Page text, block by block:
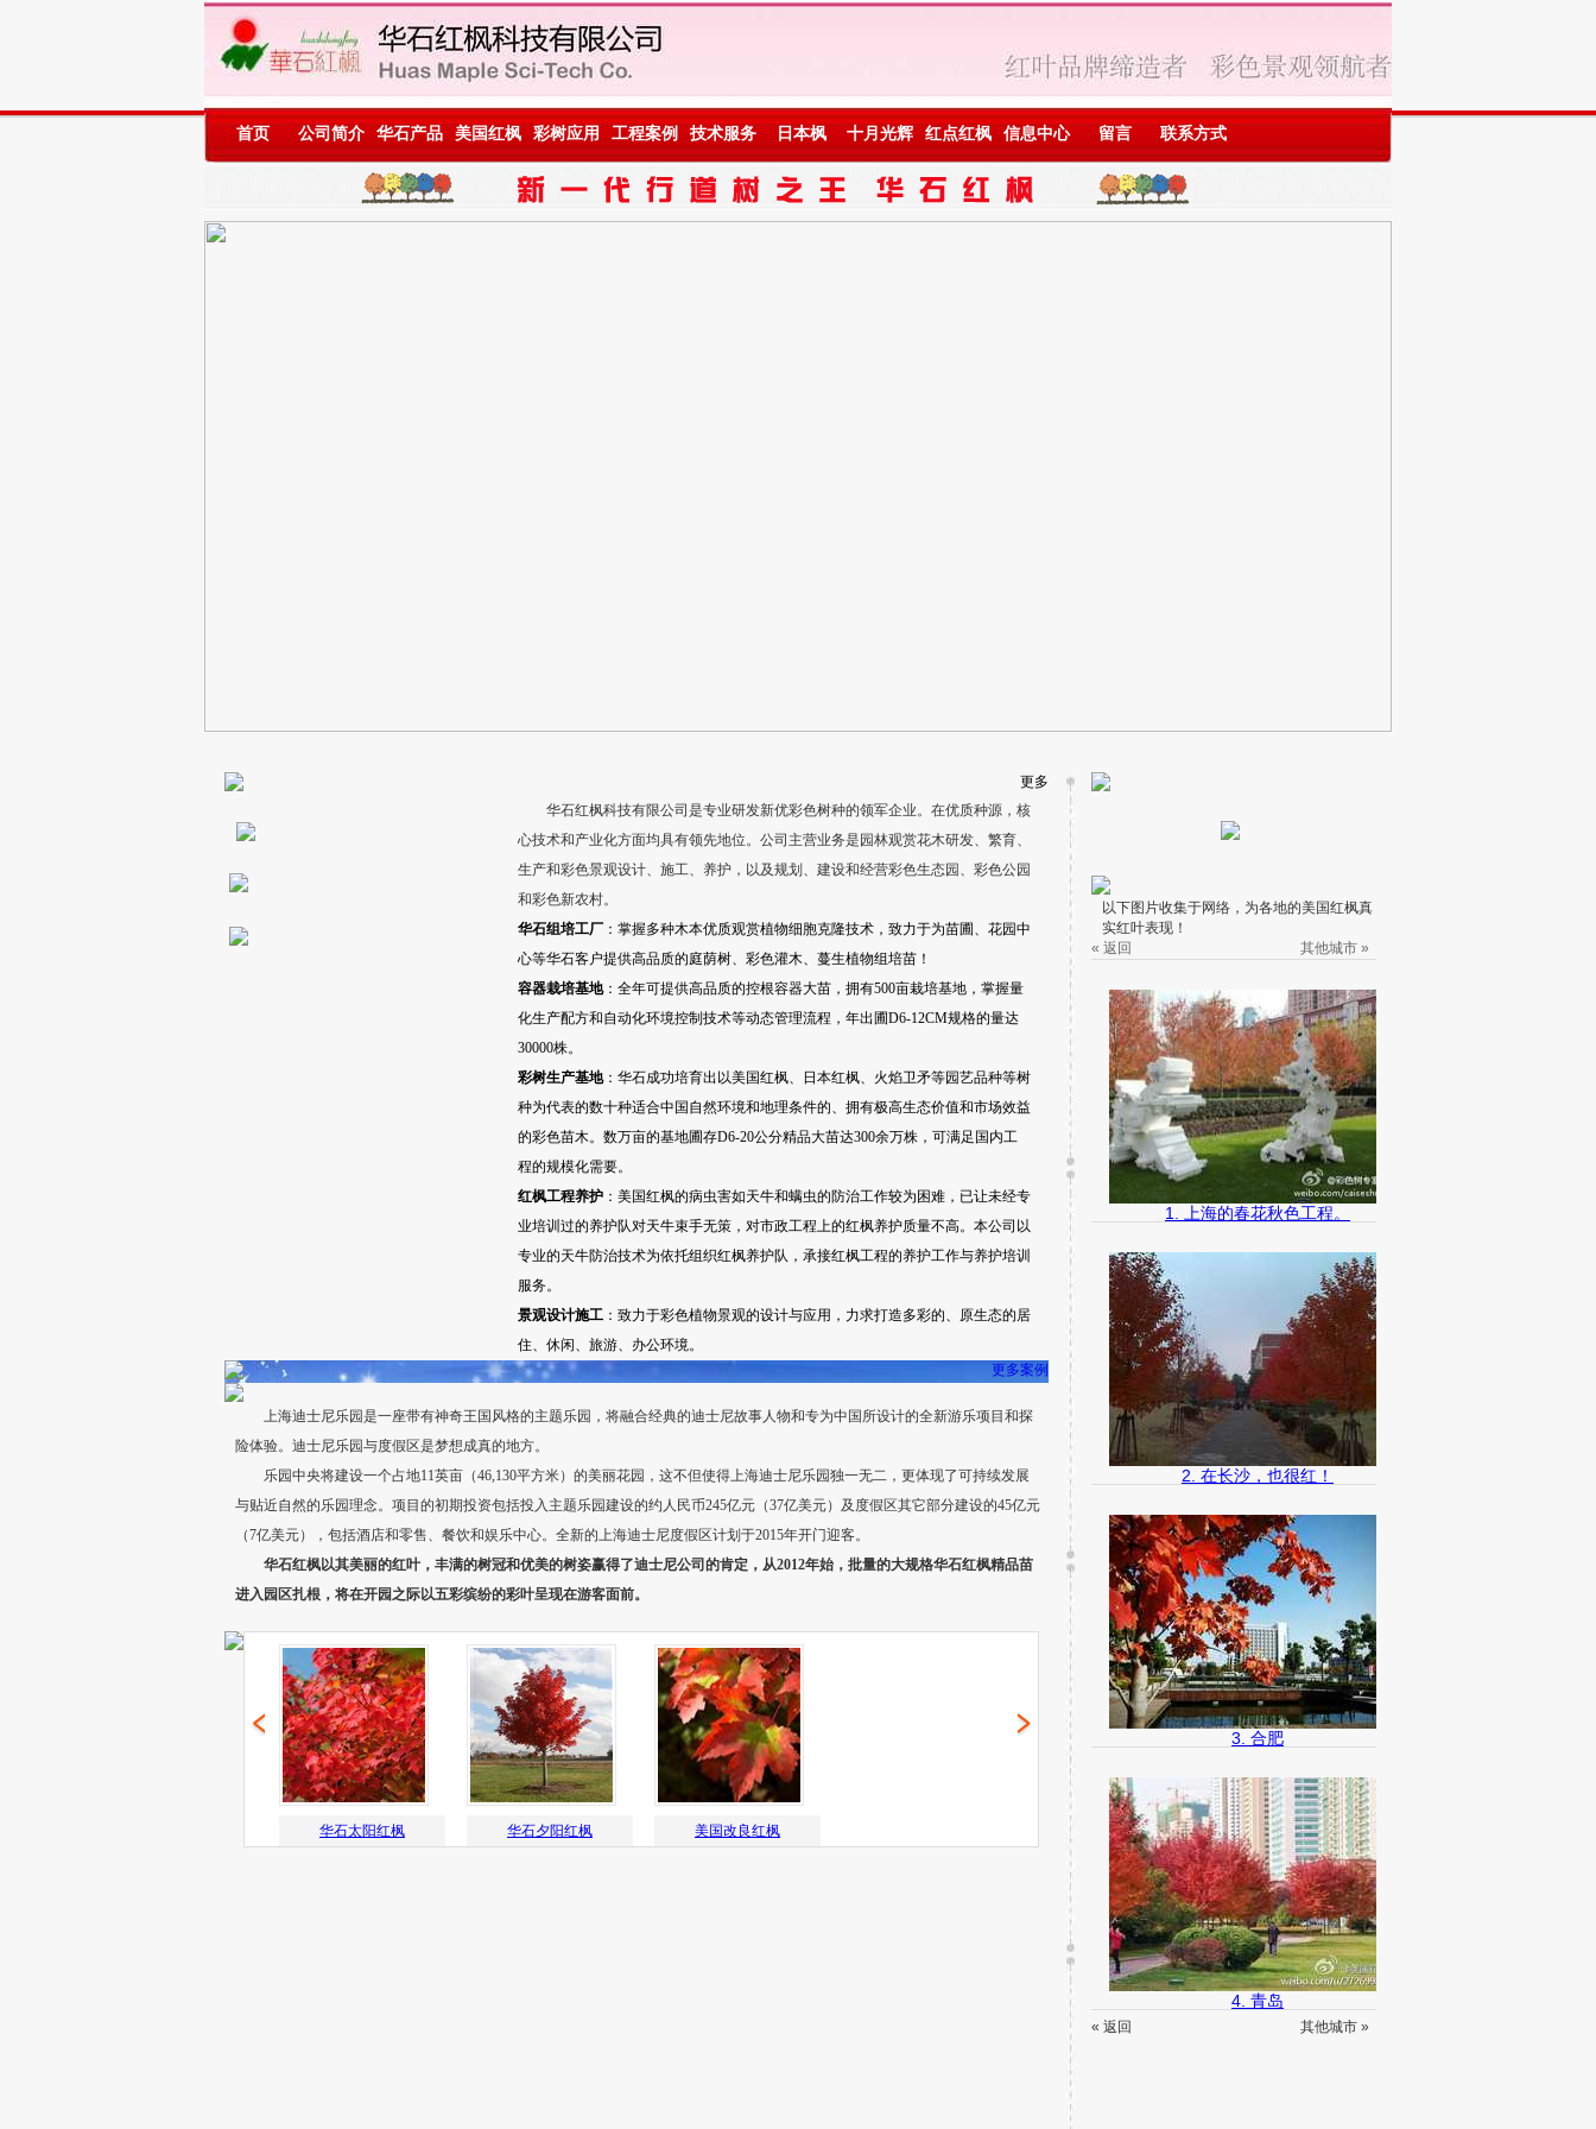
首页 公司简介 华石产品 美国红枫 彩树应用 工程案例 技术服务 日本枫 十月光辉 红点红枫 信息中心 留言 联系方式
更多
华石红枫科技有限公司是专业研发新优彩色树种的领军企业。在优质种源，核
心技术和产业化方面均具有领先地位。公司主营业务是园林观赏花木研发、繁育、
生产和彩色景观设计、施工、养护，以及规划、建设和经营彩色生态园、彩色公园
和彩色新农村。
华石组培工厂 ：掌握多种木本优质观赏植物细胞克隆技术，致力于为苗圃、花园中
心等华石客户提供高品质的庭荫树、彩色灌木、蔓生植物组培苗！
容器栽培基地：全年可提供高品质的控根容器大苗，拥有500亩栽培基地，掌握量
化生产配方和自动化环境控制技术等动态管理流程，年出圃D6-12CM规格的量达
30000株。
彩树生产基地：华石成功培育出以美国红枫、日本红枫、火焰卫矛等园艺品种等树
种为代表的数十种适合中国自然环境和地理条件的、拥有极高生态价值和市场效益
的彩色苗木。数万亩的基地圃存D6-20公分精品大苗达300余万株，可满足国内工
程的规模化需要。
红枫工程养护 ：美国红枫的病虫害如天牛和螨虫的防治工作较为困难，已让未经专
业培训过的养护队对天牛束手无策，对市政工程上的红枫养护质量不高。本公司以
专业的天牛防治技术为依托组织红枫养护队，承接红枫工程的养护工作与养护培训
服务。
景观设计施工 ：致力于彩色植物景观的设计与应用，力求打造多彩的、原生态的居
住、休闲、旅游、办公环境。
更多案例
上海迪士尼乐园是一座带有神奇王国风格的主题乐园，将融合经典的迪士尼故事人物和专为中国所设计的全新游乐项目和探
险体验。迪士尼乐园与度假区是梦想成真的地方。
乐园中央将建设一个占地11英亩（46,130平方米）的美丽花园，这不但使得上海迪士尼乐园独一无二，更体现了可持续发展
与贴近自然的乐园理念。项目的初期投资包括投入主题乐园建设的约人民币245亿元（37亿美元）及度假区其它部分建设的45亿元
（7亿美元），包括酒店和零售、餐饮和娱乐中心。全新的上海迪士尼度假区计划于2015年开门迎客。
华石红枫以其美丽的红叶，丰满的树冠和优美的树姿赢得了迪士尼公司的肯定，从2012年始，批量的大规格华石红枫精品苗
进入园区扎根，将在开园之际以五彩缤纷的彩叶呈现在游客面前。
华石太阳红枫 华石夕阳红枫 美国改良红枫
以下图片收集于网络，为各地的美国红枫真
实红叶表现！
« 返回
其他城市 »
1. 上海的春花秋色工程。
2. 在长沙，也很红！
3. 合肥
4. 青岛
« 返回 其他城市 »